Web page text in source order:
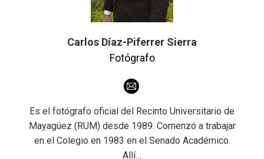
Carlos Díaz-Piferrer Sierra
Fotógrafo
Es el fotógrafo oficial del Recinto Universitario de
Mayagüez (RUM) desde 1989. Comenzó a trabajar
en el Colegio en 1983 en el Senado Académico.
Allí…
E-
mail